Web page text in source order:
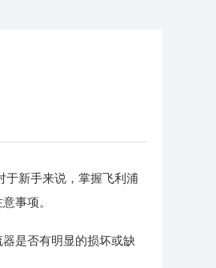
新手来说，掌握飞利浦
事项。
是否有明显的损坏或缺